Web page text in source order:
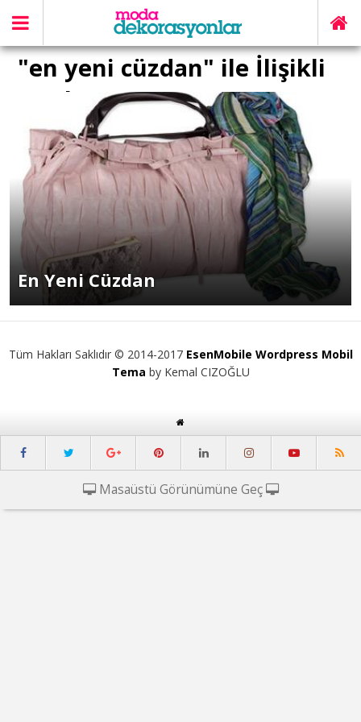
"en yeni cüzdan" ile İlişikli
yazılar
En Yeni Cüzdan
Tüm Hakları Saklıdır © 2014-2017 EsenMobile Wordpress Mobil
Tema by Kemal CIZOĞLU
Masaüstü Görünümüne Geç